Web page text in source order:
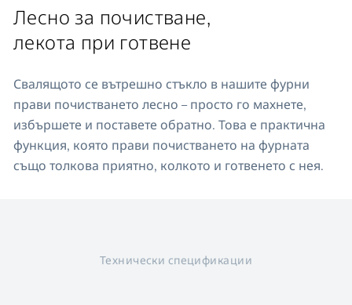
Лесно за почистване,
лекота при готвене
Свалящото се вътрешно стъкло в нашите фурни
прави почистването лесно – просто го махнете,
избършете и поставете обратно. Това е практична
функция, която прави почистването на фурната
също толкова приятно, колкото и готвенето с нея.
Технически спецификации